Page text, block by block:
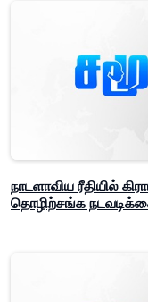
நாடளாவிய ரீதியில்
தொழிற்சங்க